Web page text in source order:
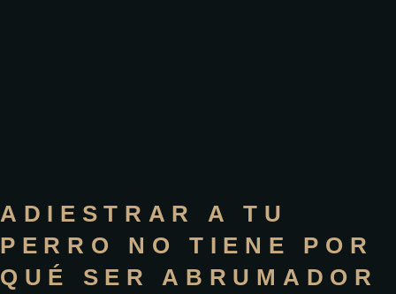
ADIESTRAR A TU
PERRO NO TIENE POR
QUÉ SER ABRUMADOR